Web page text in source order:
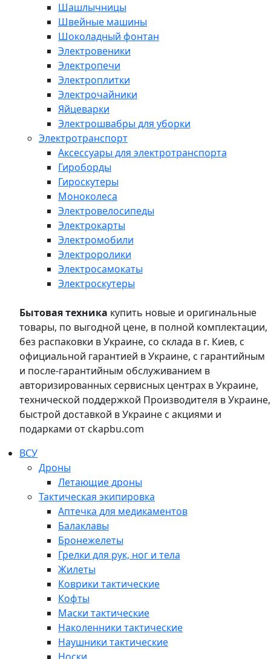
Шашлычницы
Швейные машины
Шоколадный фонтан
Электровеники
Электропечи
Электроплитки
Электрочайники
Яйцеварки
Электрошвабры для уборки
Электротранспорт
Аксессуары для электротранспорта
Гироборды
Гироскутеры
Моноколеса
Электровелосипеды
Электрокарты
Электромобили
Электроролики
Электросамокаты
Электроскутеры
Бытовая техника купить новые и оригинальные
товары, по выгодной цене, в полной комплектации,
без распаковки в Украине, со склада в г. Киев, с
официальной гарантией в Украине, с гарантийным
и после-гарантийным обслуживанием в
авторизированных сервисных центрах в Украине,
технической поддержкой Производителя в Украине,
быстрой доставкой в Украине с акциями и
подарками от ckapbu.com
ВСУ
Дроны
Летающие дроны
Тактическая экипировка
Аптечка для медикаментов
Балаклавы
Бронежелеты
Грелки для рук, ног и тела
Жилеты
Коврики тактические
Кофты
Маски тактические
Наколенники тактические
Наушники тактические